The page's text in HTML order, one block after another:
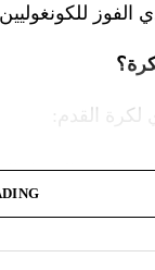
الفوز
لكرة القدم:
القدم
وأهداف
وتوفير كل السبل